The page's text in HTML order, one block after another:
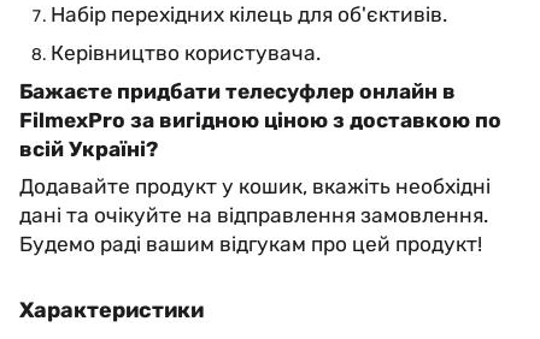
Набір перехідних кілець для об'єктивів.
Керівництво користувача.
Бажаєте придбати телесуфлер онлайн в
FilmexPro за вигідною ціною з доставкою по
всій Україні?
Додавайте продукт у кошик, вкажіть необхідні
дані та очікуйте на відправлення замовлення.
Будемо раді вашим відгукам про цей продукт!
Характеристики